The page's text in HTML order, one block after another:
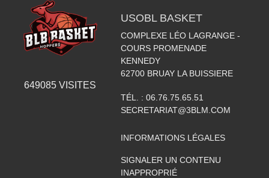
649085 VISITES
USOBL BASKET
COMPLEXE LÉO LAGRANGE -
COURS PROMENADE
KENNEDY
62700 BRUAY LA BUISSIERE
TÉL. : 06.76.75.65.51
SECRETARIAT@3BLM.COM
INFORMATIONS LÉGALES
SIGNALER UN CONTENU
INAPPROPRIÉ